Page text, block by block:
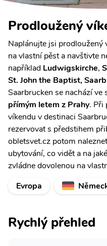
Prodloužený
Naplánujte jsi prodloužený
na vlastní pěst a navštivte
například Ludwigskirche,
St. John the Baptist,
Saarbrucken se nachází ve
přímým letem z Prahy. Při
víkendu v destinaci
rezervovat s předstihem
obletsvet.cz potom
ubytování, co vidět a na
zvládne dovolenou na
Evropa
Rychlý přehled